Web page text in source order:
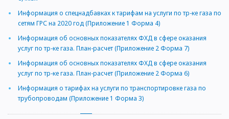
Информация о спецнадбавках к тарифам на услуги по тр-ке газа по
сетям ГРС на 2020 год (Приложение 1 Форма 4)
Информация об основных показателях ФХД в сфере оказания
услуг по тр-ке газа. План-расчет (Приложение 2 Форма 7)
Информация об основных показателях ФХД в сфере оказания
услуг по тр-ке газа. План-расчет (Приложение 2 Форма 6)
Информация о тарифах на услуги по транспортировке газа по
трубопроводам (Приложение 1 Форма 3)